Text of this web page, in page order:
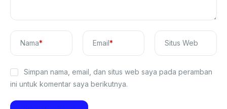
Nama* Email* Situs Web
Simpan nama, email, dan situs web saya pada peramban
ini untuk komentar saya berikutnya.